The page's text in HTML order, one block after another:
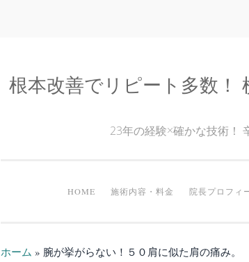
コ
プ
根本改善でリピート多数！
23年の経験×確かな技術！
HOME 施術内容・料金 院長プロフィ
ホーム » 腕が挙がらない！５０肩に似た肩の痛み。